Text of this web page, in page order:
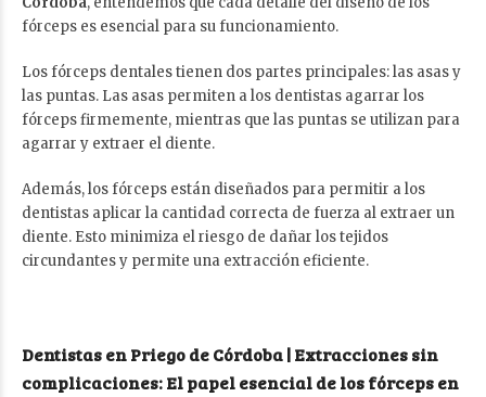
fórceps es esencial para su funcionamiento.
Los fórceps dentales tienen dos partes principales: las asas y
las puntas. Las asas permiten a los dentistas agarrar los
fórceps firmemente, mientras que las puntas se utilizan para
agarrar y extraer el diente.
Además, los fórceps están diseñados para permitir a los
dentistas aplicar la cantidad correcta de fuerza al extraer un
diente. Esto minimiza el riesgo de dañar los tejidos
circundantes y permite una extracción eficiente.
Dentistas en Priego de Córdoba | Extracciones sin
complicaciones: El papel esencial de los fórceps en